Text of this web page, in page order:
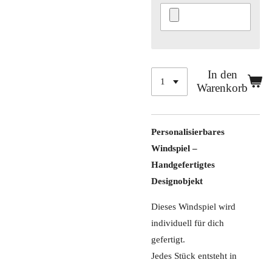
In den
Warenkorb
Personalisierbares
Windspiel –
Handgefertigtes
Designobjekt
Dieses Windspiel wird
individuell für dich
gefertigt.
Jedes Stück entsteht in